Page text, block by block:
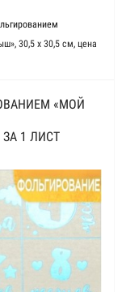
30,5 х 30,5 см, цена
«МОЙ
1 ЛИСТ